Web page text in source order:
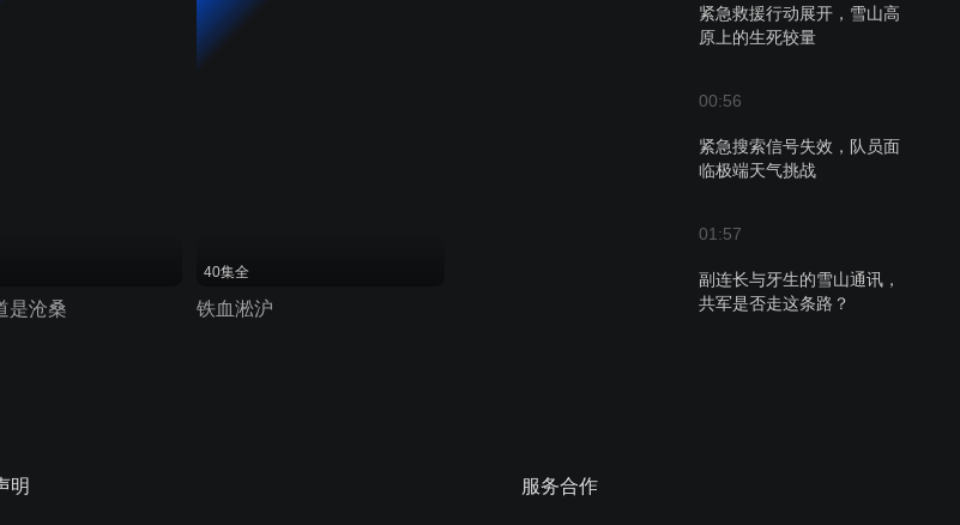
紧急救援行动展开，雪山高
原上的生死较量
00:56
紧急搜索信号失效，队员面
临极端天气挑战
01:57
副连长与牙生的雪山通讯，
共军是否走这条路？
是沧桑
40集全
铁血淞沪
明 服务合作